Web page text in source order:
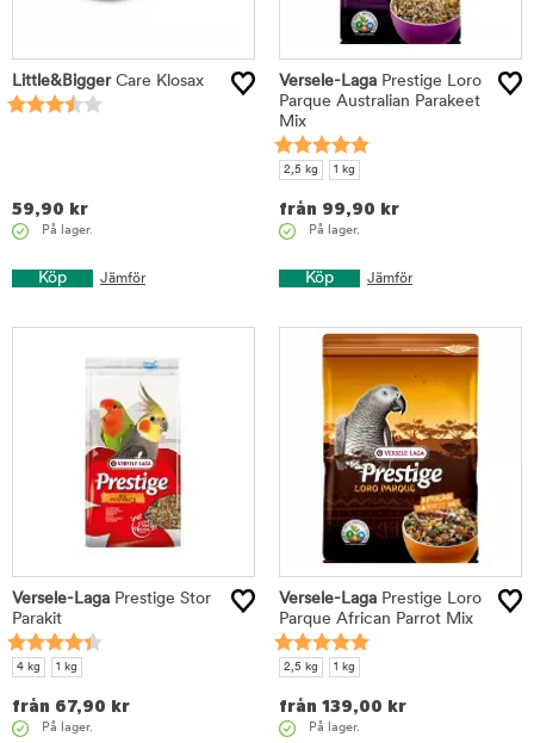
Little&BiggerCare Klosax
59,90 kr
På lager.
Köp Jämför
Versele-Laga Prestige Loro
Parque Australian Parakeet
Mix
2,5 kg 1 kg
från 99,90 kr
På lager.
Köp Jämför
Versele-Laga Prestige Stor
Parakit
4 kg 1 kg
från 67,90 kr
På lager.
Versele-Laga Prestige Loro
Parque African Parrot Mix
2,5 kg 1 kg
från 139,00 kr
På lager.